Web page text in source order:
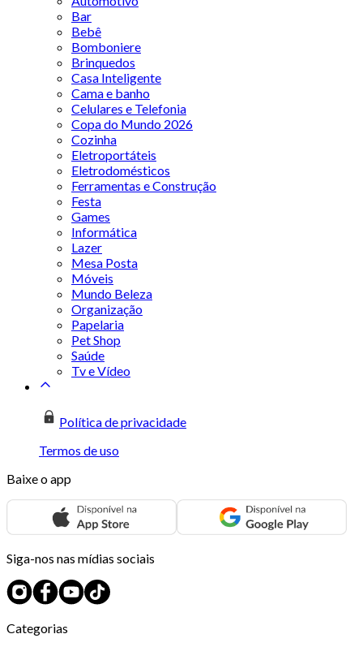
Bar
Bebê
Bomboniere
Brinquedos
Casa Inteligente
Cama e banho
Celulares e Telefonia
Copa do Mundo 2026
Cozinha
Eletroportáteis
Eletrodomésticos
Ferramentas e Construção
Festa
Games
Informática
Lazer
Mesa Posta
Móveis
Mundo Beleza
Organização
Papelaria
Pet Shop
Saúde
Tv e Vídeo
Política de privacidade
Termos de uso
Baixe o app
Siga-nos nas mídias sociais
Categorias